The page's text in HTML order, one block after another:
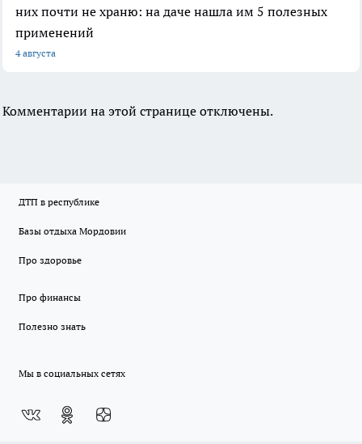
них почти не храню: на даче нашла им 5 полезных
применений
4 августа
Комментарии на этой странице отключены.
ДТП в республике
Базы отдыха Мордовии
Про здоровье
Про финансы
Полезно знать
Мы в социальных сетях